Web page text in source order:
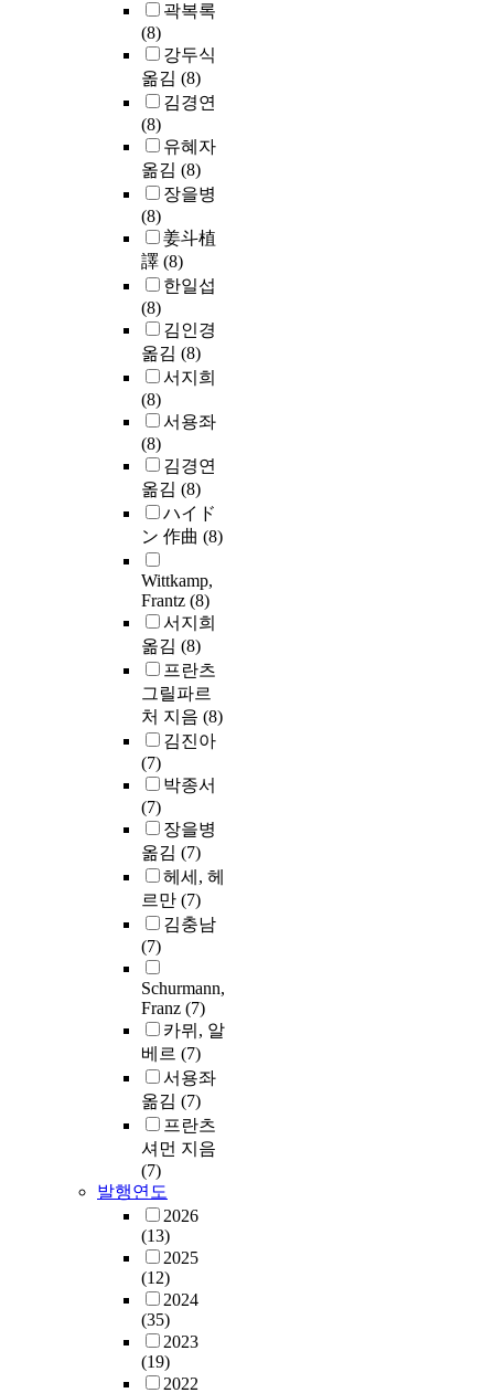
곽복록
(8)
강두식
옮김 (8)
김경연
(8)
유혜자
옮김 (8)
장을병
(8)
姜斗植
譯 (8)
한일섭
(8)
김인경
옮김 (8)
서지희
(8)
서용좌
(8)
김경연
옮김 (8)
ハイド
ン 作曲 (8)
Wittkamp,
Frantz (8)
서지희
옮김 (8)
프란츠
그릴파르
처 지음 (8)
김진아
(7)
박종서
(7)
장을병
옮김 (7)
헤세, 헤
르만 (7)
김충남
(7)
Schurmann,
Franz (7)
카뮈, 알
베르 (7)
서용좌
옮김 (7)
프란츠
셔먼 지음
(7)
발행연도
2026
(13)
2025
(12)
2024
(35)
2023
(19)
2022